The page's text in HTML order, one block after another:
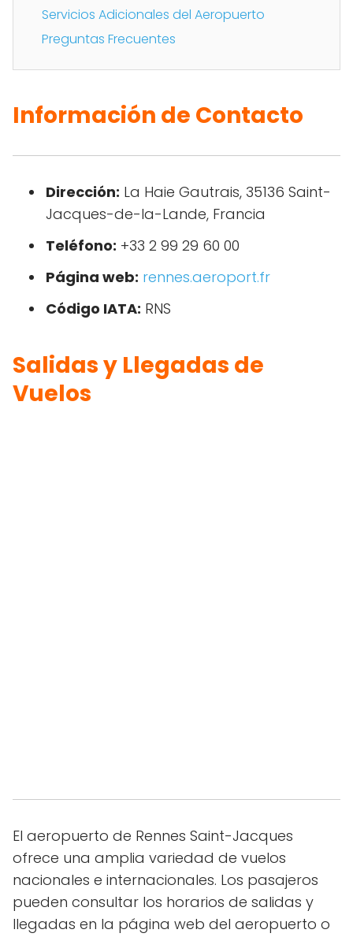
Servicios Adicionales del Aeropuerto
Preguntas Frecuentes
Información de Contacto
Dirección: La Haie Gautrais, 35136 Saint-
Jacques-de-la-Lande, Francia
Teléfono: +33 2 99 29 60 00
Página web: rennes.aeroport.fr
Código IATA: RNS
Salidas y Llegadas de
Vuelos
El aeropuerto de Rennes Saint-Jacques
ofrece una amplia variedad de vuelos
nacionales e internacionales. Los pasajeros
pueden consultar los horarios de salidas y
llegadas en la página web del aeropuerto o